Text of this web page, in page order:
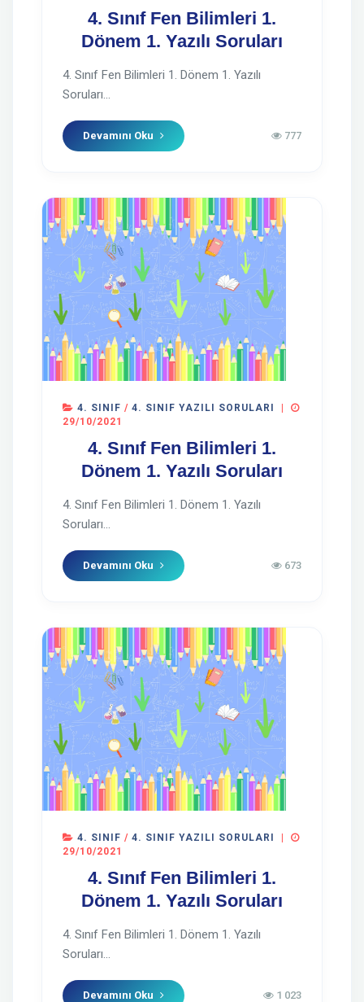
4. Sınıf Fen Bilimleri 1.
Dönem 1. Yazılı Soruları
4. Sınıf Fen Bilimleri 1. Dönem 1. Yazılı
Soruları...
Devamını Oku 777
4. SINIF / 4. SINIF YAZILI SORULARI
29/10/2021
4. Sınıf Fen Bilimleri 1.
Dönem 1. Yazılı Soruları
4. Sınıf Fen Bilimleri 1. Dönem 1. Yazılı
Soruları...
Devamını Oku 673
4. SINIF / 4. SINIF YAZILI SORULARI
29/10/2021
4. Sınıf Fen Bilimleri 1.
Dönem 1. Yazılı Soruları
4. Sınıf Fen Bilimleri 1. Dönem 1. Yazılı
Soruları...
Devamını Oku 1 023